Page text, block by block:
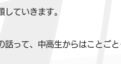
していきます。
話って、中高生からはことごと